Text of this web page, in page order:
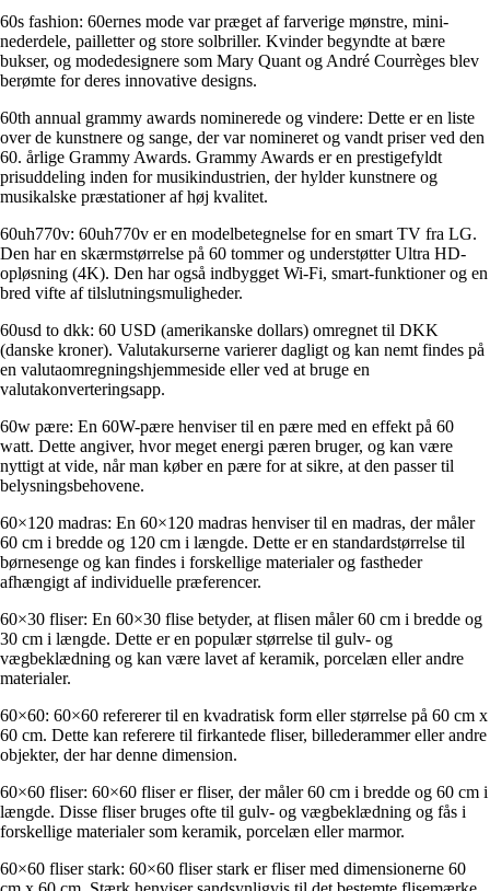
60s fashion: 60ernes mode var præget af farverige mønstre, mini-
nederdele, pailletter og store solbriller. Kvinder begyndte at bære
bukser, og modedesignere som Mary Quant og André Courrèges blev
berømte for deres innovative designs.
60th annual grammy awards nominerede og vindere: Dette er en liste
over de kunstnere og sange, der var nomineret og vandt priser ved den
60. årlige Grammy Awards. Grammy Awards er en prestigefyldt
prisuddeling inden for musikindustrien, der hylder kunstnere og
musikalske præstationer af høj kvalitet.
60uh770v: 60uh770v er en modelbetegnelse for en smart TV fra LG.
Den har en skærmstørrelse på 60 tommer og understøtter Ultra HD-
opløsning (4K). Den har også indbygget Wi-Fi, smart-funktioner og en
bred vifte af tilslutningsmuligheder.
60usd to dkk: 60 USD (amerikanske dollars) omregnet til DKK
(danske kroner). Valutakurserne varierer dagligt og kan nemt findes på
en valutaomregningshjemmeside eller ved at bruge en
valutakonverteringsapp.
60w pære: En 60W-pære henviser til en pære med en effekt på 60
watt. Dette angiver, hvor meget energi pæren bruger, og kan være
nyttigt at vide, når man køber en pære for at sikre, at den passer til
belysningsbehovene.
60×120 madras: En 60×120 madras henviser til en madras, der måler
60 cm i bredde og 120 cm i længde. Dette er en standardstørrelse til
børnesenge og kan findes i forskellige materialer og fastheder
afhængigt af individuelle præferencer.
60×30 fliser: En 60×30 flise betyder, at flisen måler 60 cm i bredde og
30 cm i længde. Dette er en populær størrelse til gulv- og
vægbeklædning og kan være lavet af keramik, porcelæn eller andre
materialer.
60×60: 60×60 refererer til en kvadratisk form eller størrelse på 60 cm x
60 cm. Dette kan referere til firkantede fliser, billederammer eller andre
objekter, der har denne dimension.
60×60 fliser: 60×60 fliser er fliser, der måler 60 cm i bredde og 60 cm i
længde. Disse fliser bruges ofte til gulv- og vægbeklædning og fås i
forskellige materialer som keramik, porcelæn eller marmor.
60×60 fliser stark: 60×60 fliser stark er fliser med dimensionerne 60